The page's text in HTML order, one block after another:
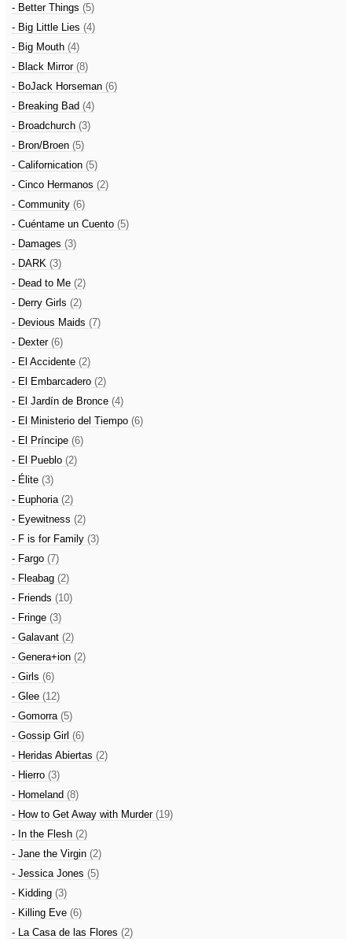
- Better Things (5)
- Big Little Lies (4)
- Big Mouth (4)
- Black Mirror (8)
- BoJack Horseman (6)
- Breaking Bad (4)
- Broadchurch (3)
- Bron/Broen (5)
- Californication (5)
- Cinco Hermanos (2)
- Community (6)
- Cuéntame un Cuento (5)
- Damages (3)
- DARK (3)
- Dead to Me (2)
- Derry Girls (2)
- Devious Maids (7)
- Dexter (6)
- El Accidente (2)
- El Embarcadero (2)
- El Jardín de Bronce (4)
- El Ministerio del Tiempo (6)
- El Príncipe (6)
- El Pueblo (2)
- Élite (3)
- Euphoria (2)
- Eyewitness (2)
- F is for Family (3)
- Fargo (7)
- Fleabag (2)
- Friends (10)
- Fringe (3)
- Galavant (2)
- Genera+ion (2)
- Girls (6)
- Glee (12)
- Gomorra (5)
- Gossip Girl (6)
- Heridas Abiertas (2)
- Hierro (3)
- Homeland (8)
- How to Get Away with Murder (19)
- In the Flesh (2)
- Jane the Virgin (2)
- Jessica Jones (5)
- Kidding (3)
- Killing Eve (6)
- La Casa de las Flores (2)